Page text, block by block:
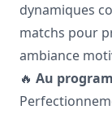
dynamiques
matchs pour
ambiance
🔥 Au